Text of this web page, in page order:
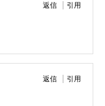
返信 引用
返信 引用